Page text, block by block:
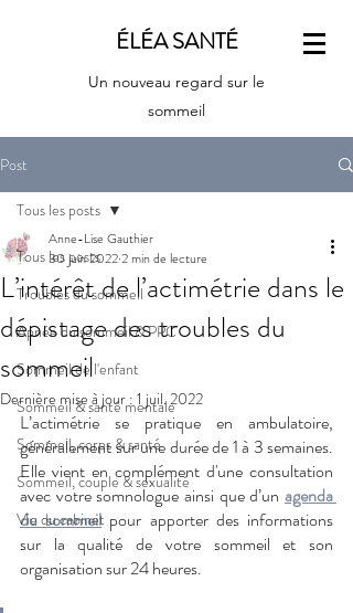
ÉLÉA SANTÉ
Un nouveau regard sur le
sommeil
Post
Tous les posts
Troubles du sommeil
Apnée du sommeil & PPC
Sommeil de l'enfant
Sommeil & santé mentale
Sommeil, corps & santé
Sommeil, couple & sexualité
Vie du cabinet
Tous les posts
L’intérêt de l’actimétrie dans le
dépistage des troubles du
sommeil
Anne-Lise Gauthier
30 juin 20222 min de lecture
Dernière mise à jour : 1 juil. 2022
L’actimétrie se pratique en ambulatoire,
généralement sur une durée de 1 à 3 semaines.
Elle vient en complément d'une consultation
avec votre somnologue ainsi que d’un agenda
du sommeil pour apporter des informations
sur la qualité de votre sommeil et son
organisation sur 24 heures.